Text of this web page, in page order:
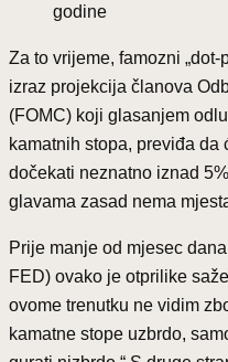
godine
Za to vrijeme, famozni
izraz projekcija članova
(FOMC) koji glasanjem
kamatnih stopa, previđa
dočekati neznatno iznad
glavama zasad nema
Prije manje od mjesec
FED) ovako je otprilike
ovome trenutku ne vidim
kamatne stope uzbrdo,